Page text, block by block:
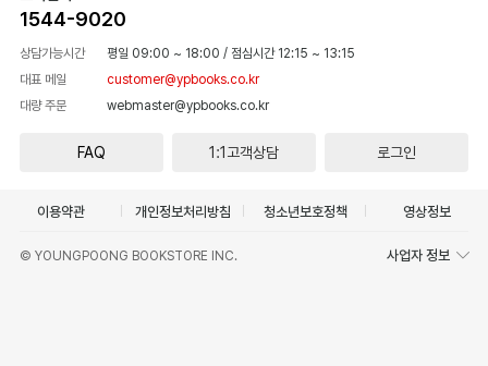
1544-9020
상담가능시간 평일 09:00 ~ 18:00 / 점심시간 12:15 ~ 13:15
대표 메일
customer@ypbooks.co.kr
대량 주문
webmaster@ypbooks.co.kr
FAQ 1:1고객상담 로그인
이용약관 개인정보처리방침 청소년보호정책 영상정보
© YOUNGPOONG BOOKSTORE INC. 사업자 정보